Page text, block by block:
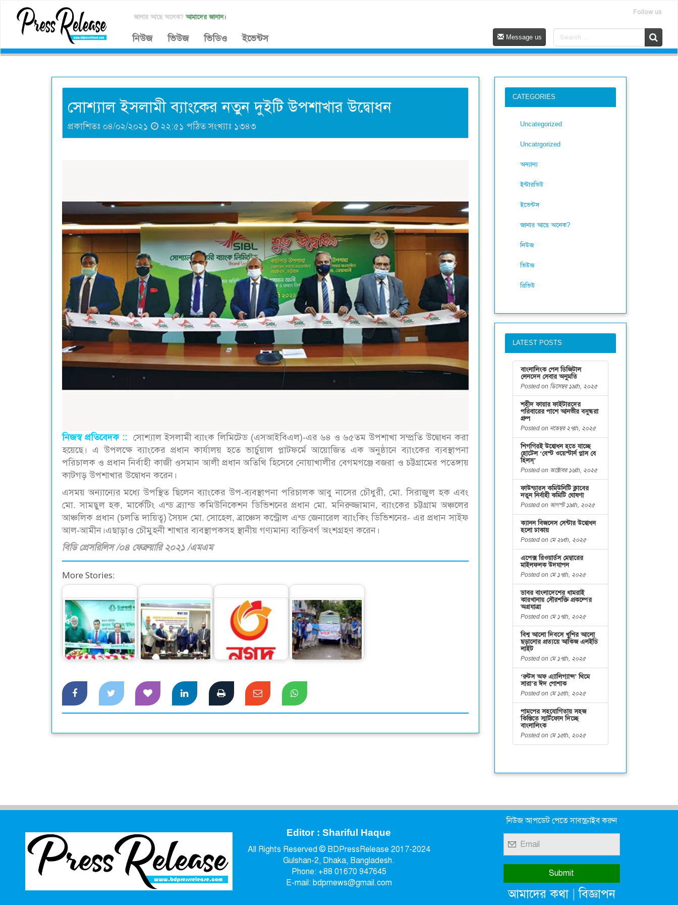
জানার আছে অনেক? আমাদের জানান।
Follow us
নিউজ ভিউজ ভিডিও ইভেন্টস Message us
সোশ্যাল ইসলামী ব্যাংকের নতুন দুইটি উপশাখার উদ্বোধন
প্রকাশিতঃ ০৪/০২/২০২১ ২২:৫১ পঠিত সংখ্যাঃ ১৩৪৩
নিজস্ব প্রতিবেদক ::
সোশ্যাল ইসলামী ব্যাংক লিমিটেড (এসআইবিএল)-এর ৬৪ ও ৬৫তম উপশাখা সম্প্রতি উদ্বোধন করা
হয়েছে। এ উপলক্ষে ব্যাংকের প্রধান কার্যালয় হতে ভার্চুয়াল প্লাটফর্মে আয়োজিত এক অনুষ্ঠানে ব্যাংকের ব্যবস্থাপনা
পরিচালক ও প্রধান নির্বাহী কাজী ওসমান আলী প্রধান অতিথি হিসেবে নোয়াখালীর বেগমগঞ্জে বজরা ও চট্টগ্রামের পতেঙ্গায়
কাটগড় উপশাখার উদ্বোধন করেন।
এসময় অন্যান্যের মধ্যে উপস্থিত ছিলেন ব্যাংকের উপ-ব্যবস্থাপনা পরিচালক আবু নাসের চৌধুরী, মো. সিরাজুল হক এবং
মো. সামছুল হক, মার্কেটিং এন্ড ব্র্যান্ড কমিউনিকেশন ডিভিশনের প্রধান মো. মনিরুজ্জামান, ব্যাংকের চট্টগ্রাম অঞ্চলের
আঞ্চলিক প্রধান (চলতি দায়িত্ব) সৈয়দ মো. সোহেল, ব্রাঞ্চেস কন্ট্রোল এন্ড জেনারেল ব্যাংকিং ডিভিশনের- এর প্রধান সাইফ
আল-আমীন।এছাড়াও চৌমুহনী শাখার ব্যবস্থাপকসহ স্থানীয় গণ্যমান্য ব্যক্তিবর্গ অংশগ্রহণ করেন।
বিডি প্রেসরিলিস /০৪ ফেব্রুয়ারি ২০২১ /এমএম
More Stories:
ইসলামী ব্যাংকের
ভাটিয়ারী উপশাখা
উদ্বোধন
সর্বোচ্চ রেমিট্যান্স
গ্রহীতার স্বীকৃতি পেল
ইসলামী ব্যাংক
প্রধানমন্ত্রীর শিক্ষা সহায়তা
এখন থেকে কেবল নগদে
চট্টগ্রামে বানবাসীদের
পাশে আইএসডিই ও যুব
ভোক্তা…
CATEGORIES
Uncategorized
Uncatrgorized
অন্যান্য
ইন্টারভিউ
ইভেন্টস
জানার আছে অনেক?
নিউজ
ভিউজ
রিভিউ
LATEST POSTS
বাংলালিংক পেল ডিজিটাল
লেনদেন সেবার অনুমতি
Posted on ডিসেম্বর ১৯th, ২০২৫
শহীদ ফায়ার ফাইটারদের
পরিবারের পাশে আনভীর বসুন্ধরা
গ্রুপ
Posted on নভেম্বর ২৭th, ২০২৫
শিগগিরই উদ্বোধন হতে যাচ্ছে
হোটেল ‘বেস্ট ওয়েস্টার্ন প্লাস বে
হিলস্’
Posted on অক্টোবর ১৬th, ২০২৫
ফাউন্ডারস কমিউনিটি ক্লাবের
নতুন নির্বাহী কমিটি ঘোষণা
Posted on আগস্ট ১৯th, ২০২৫
ক্যানন বিজনেস সেন্টার উদ্বোধন
হলো ঢাকায়
Posted on মে ২৮th, ২০২৫
এপেক্স রিওয়ার্ডস মেম্বারের
মাইলফলক উদযাপন
Posted on মে ১৭th, ২০২৫
ডাবর বাংলাদেশের ধামরাই
কারখানায় সৌরশক্তি প্রকল্পের
অগ্রযাত্রা
Posted on মে ১৭th, ২০২৫
বিশ্ব আলো দিবসে খুশির আলো
ছড়ানোর প্রত্যয়ে আকিজ এলইডি
লাইট
Posted on মে ১৭th, ২০২৫
‘রুটস অফ এ্যালিগ্যান্স’ থিমে
সারা’র ঈদ পোশাক
Posted on মে ১৫th, ২০২৫
পামপের সহযোগিতায় সহজ
কিস্তিতে স্মার্টফোন দিচ্ছে
বাংলালিংক
Posted on মে ১৫th, ২০২৫
Editor : Shariful Haque
All Rights Reserved © BDPressRelease 2017-2024
Gulshan-2, Dhaka, Bangladesh.
Phone: +88 01670 947645
E-mail: bdprnews@gmail.com
নিউজ আপডেট পেতে সাবস্ক্রাইব করুন
আমাদের কথা|বিজ্ঞাপন